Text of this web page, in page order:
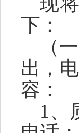
下：
（
出，
容：
1、